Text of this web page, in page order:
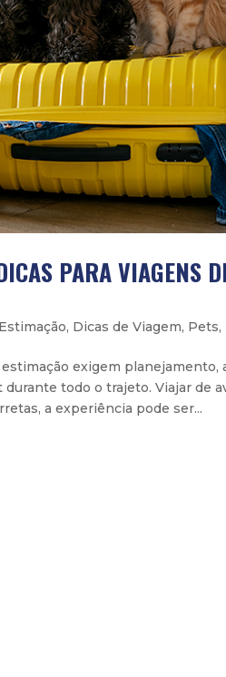
PARA VIAGENS
, Dicas de Viagem, Pets,
exigem
todo o trajeto. Viajar de
a experiência pode ser...